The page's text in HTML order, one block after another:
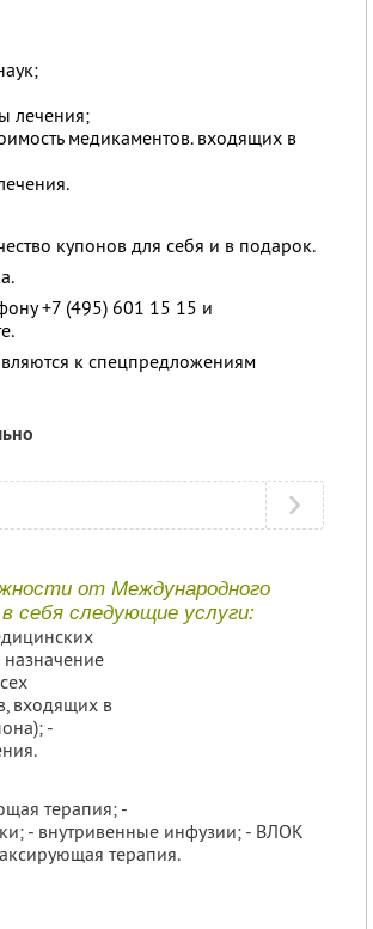
лечения;
медикаментов. входящих в
купонов для себя и в подарок.
+7 (495) 601 15 15 и
к спецпредложениям
от Международного
себя следующие услуги:
входящих в
-
терапия; -
- внутривенные инфузии; - ВЛОК
терапия.